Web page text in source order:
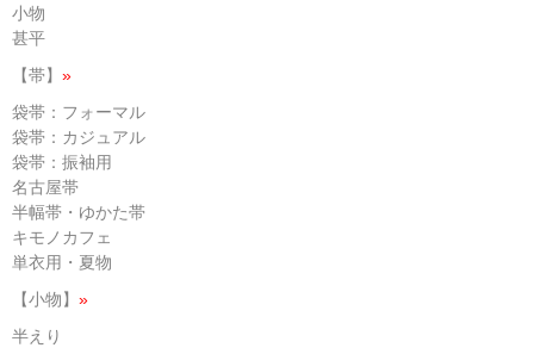
小物
甚平
【帯】 »
袋帯：フォーマル
袋帯：カジュアル
袋帯：振袖用
名古屋帯
半幅帯・ゆかた帯
キモノカフェ
単衣用・夏物
【小物】 »
半えり